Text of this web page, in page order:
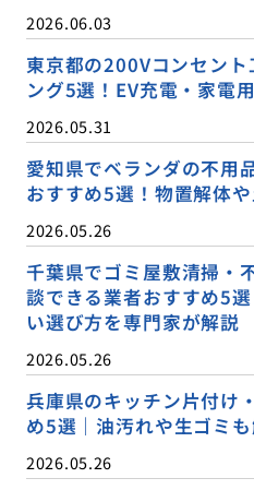
2026.06.03
東京都の200Vコンセン
ング5選！EV充電・家電
2026.05.31
愛知県でベランダの不用
おすすめ5選！物置解体
2026.05.26
千葉県でゴミ屋敷清掃・
談できる業者おすすめ5
い選び方を専門家が解説
2026.05.26
兵庫県のキッチン片付け
め5選｜油汚れや生ゴミ
2026.05.26